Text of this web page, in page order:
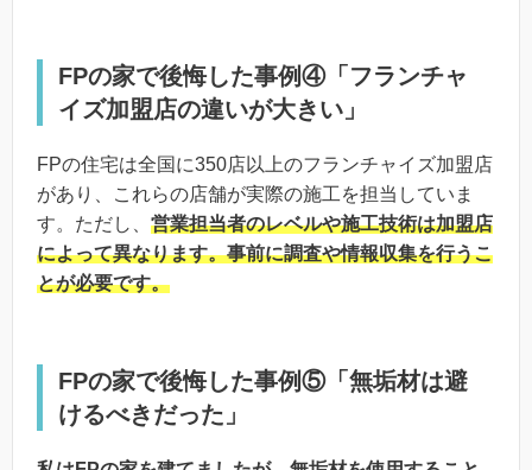
FPの家で後悔した事例④「フランチャ
イズ加盟店の違いが大きい」
FPの住宅は全国に350店以上のフランチャイズ加盟店
があり、これらの店舗が実際の施工を担当していま
す。ただし、 営業担当者のレベルや施工技術は加盟店
によって異なります。事前に調査や情報収集を行うこ
とが必要です。
FPの家で後悔した事例⑤「無垢材は避
けるべきだった」